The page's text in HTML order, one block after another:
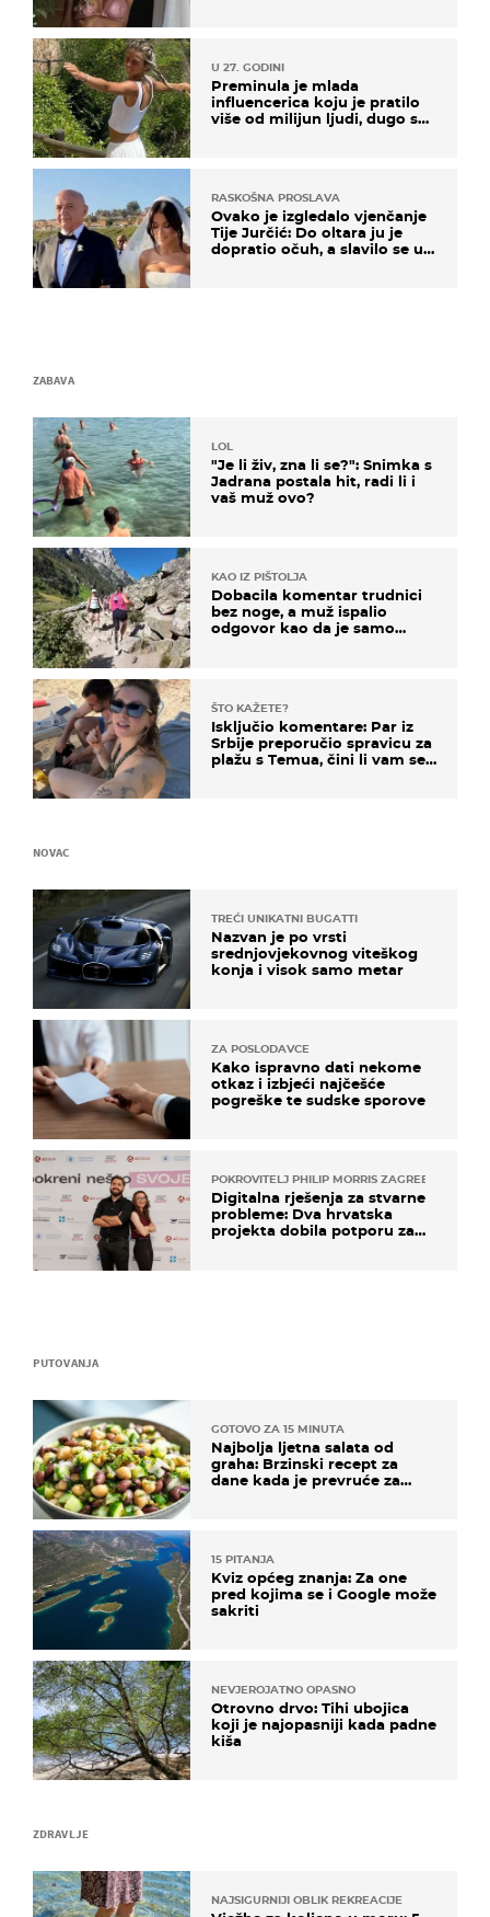
U 27. GODINI
Preminula je mlada
influencerica koju je pratilo
više od milijun ljudi, dugo se
RASKOŠNA PROSLAVA
Ovako je izgledalo vjenčanje
Tije Jurčić: Do oltara ju je
dopratio očuh, a slavilo se uz
ZDRAVLJE
NAJSIGURNIJI OBLIK REKREACIJE
ZABAVA
LOL
"Je li živ, zna li se?": Snimka s
Jadrana postala hit, radi li i
vaš muž ovo?
KAO IZ PIŠTOLJA
Dobacila komentar trudnici
bez noge, a muž ispalio
odgovor kao da je samo
ŠTO KAŽETE?
Isključio komentare: Par iz
Srbije preporučio spravicu za
plažu s Temua, čini li vam se
PUTOVANJA
GOTOVO ZA 15 MINUTA
Najbolja ljetna salata od
graha: Brzinski recept za
dane kada je prevruće za
15 PITANJA
Kviz općeg znanja: Za one
pred kojima se i Google može
sakriti
NEVJEROJATNO OPASNO
Otrovno drvo: Tihi ubojica
koji je najopasniji kada padne
kiša
NOVAC
TREĆI UNIKATNI BUGATTI
Nazvan je po vrsti
srednjovjekovnog viteškog
konja i visok samo metar
ZA POSLODAVCE
Kako ispravno dati nekome
otkaz i izbjeći najčešće
pogreške te sudske sporove
POKROVITELJ PHILIP MORRIS ZAGREB
Digitalna rješenja za stvarne
probleme: Dva hrvatska
projekta dobila potporu za